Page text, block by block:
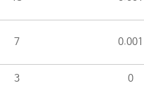
7 0.001
3 0